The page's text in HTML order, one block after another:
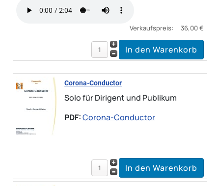
Verkaufspreis: 36,00 €
Corona-Conductor
Solo für Dirigent und Publikum
PDF:Corona-Conductor